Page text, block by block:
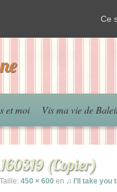
et moi Vis ma vie de
(Copier)
450 × 600 en ♫ I’ll take you
Ce